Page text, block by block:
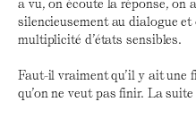
a vu, on écoute la réponse, on
silencieusement au dialogue
multiplicité d’états sensibles.
Faut-il vraiment qu’il y ait une
qu’on ne veut pas finir. La